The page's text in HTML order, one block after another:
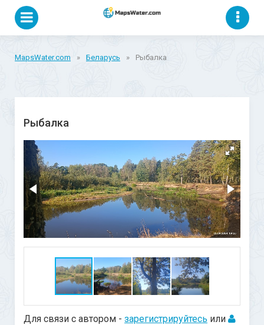
MapsWater.com » Беларусь » Рыбалка
Рыбалка
Для связи с автором - зарегистрируйтесь или